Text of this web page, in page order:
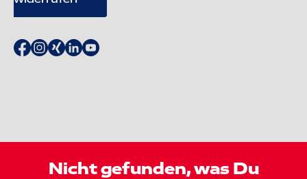
Nicht gefunden, was Du